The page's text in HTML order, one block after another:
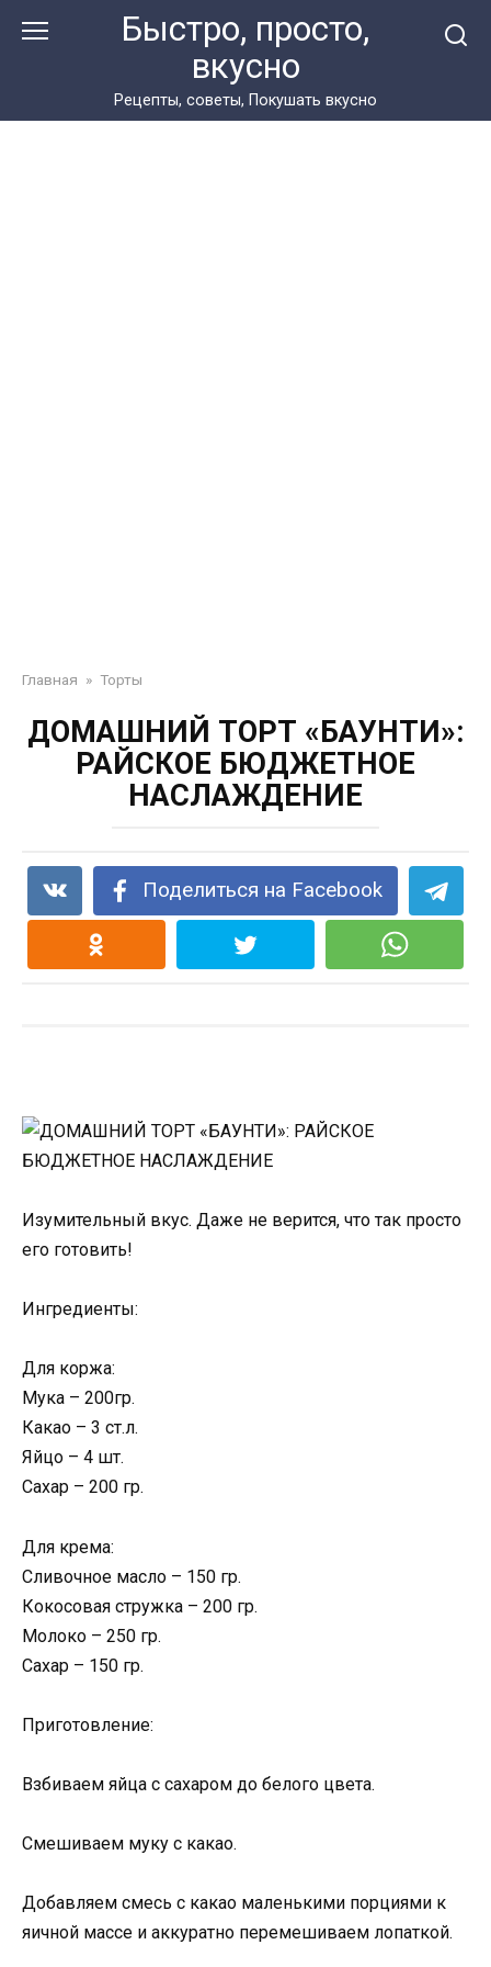
Быстро, просто,
вкусно
Рецепты, советы, Покушать вкусно
Главная » Торты
ДОМАШНИЙ ТОРТ «БАУНТИ»:
РАЙСКОЕ БЮДЖЕТНОЕ
НАСЛАЖДЕНИЕ
Поделиться на Facebook
Изумительный вкус. Даже не верится, что так просто
его готовить!
Ингредиенты:
Для коржа:
Мука – 200гр.
Какао – 3 ст.л.
Яйцо – 4 шт.
Сахар – 200 гр.
Для крема:
Сливочное масло – 150 гр.
Кокосовая стружка – 200 гр.
Молоко – 250 гр.
Сахар – 150 гр.
Приготовление:
Взбиваем яйца с сахаром до белого цвета.
Смешиваем муку с какао.
Добавляем смесь с какао маленькими порциями к
яичной массе и аккуратно перемешиваем лопаткой.